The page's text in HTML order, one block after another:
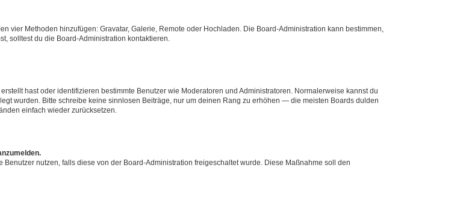
vier Methoden hinzufügen: Gravatar, Galerie, Remote oder Hochladen. Die Board-Administration kann bestimmen,
solltest du die Board-Administration kontaktieren.
hast oder identifizieren bestimmte Benutzer wie Moderatoren und Administratoren. Normalerweise kannst du
wurden. Bitte schreibe keine sinnlosen Beiträge, nur um deinen Rang zu erhöhen — die meisten Boards dulden
einfach wieder zurücksetzen.
nutzen, falls diese von der Board-Administration freigeschaltet wurde. Diese Maßnahme soll den